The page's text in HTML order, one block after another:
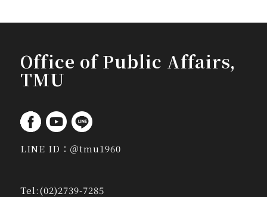
Office of Public Affairs,
TMU
LINE ID： ＠tmu1960
Tel:(02)2739-7285